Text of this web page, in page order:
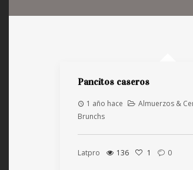
Pancitos caseros
1 año hace Almuerzos &
Brunchs
Latpro 136 1 0